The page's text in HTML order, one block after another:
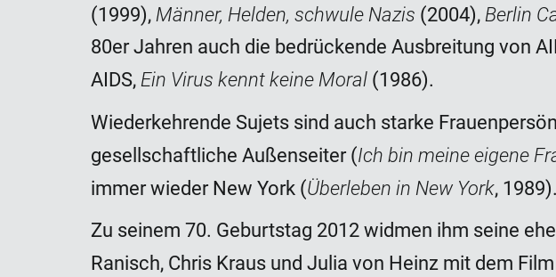
(1999), Männer, Helden, schwule Nazis (2004), Berlin
80er Jahren auch die bedrückende Ausbreitung von
AIDS, Ein Virus kennt keine Moral (1986).
Wiederkehrende Sujets sind auch starke
gesellschaftliche Außenseiter (Ich bin meine eigene
immer wieder New York (Überleben in New York, 1989).
Zu seinem 70. Geburtstag 2012 widmen ihm seine
Ranisch, Chris Kraus und Julia von Heinz mit dem Film